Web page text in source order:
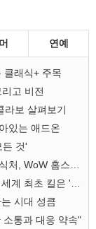
연예
클래식+ 주목
고 비전
라보 살펴보기
있는 애드온
든 것'
성수동 핫플에 구현된 아제로스 영웅들의 안식처, WoW 홈스윗홈
"해치웠나?" 히든 페이즈 등장한 와우 '한밤', 세계 최초 킬은 '팀 리퀴드'
시대 성큼
소통과 대응 약속"